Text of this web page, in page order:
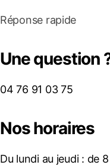
Réponse rapide
Une question
04 76 91
Nos horaires
Du lundi au jeudi : de